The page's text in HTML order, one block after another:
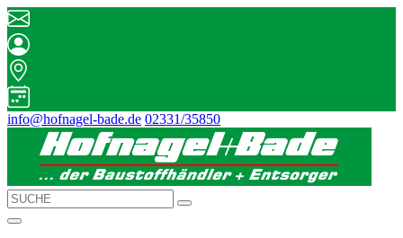
info@hofnagel-bade.de 02331/35850